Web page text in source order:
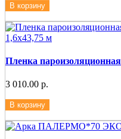
В корзину
Пленка
3 010.00 р.
В корзину